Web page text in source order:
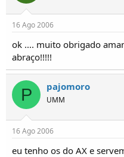
16 Ago 2006
ok .... muito obrigado
abraço!!!!!
P pajomoro
UMM
16 Ago 2006
eu tenho os do AX e